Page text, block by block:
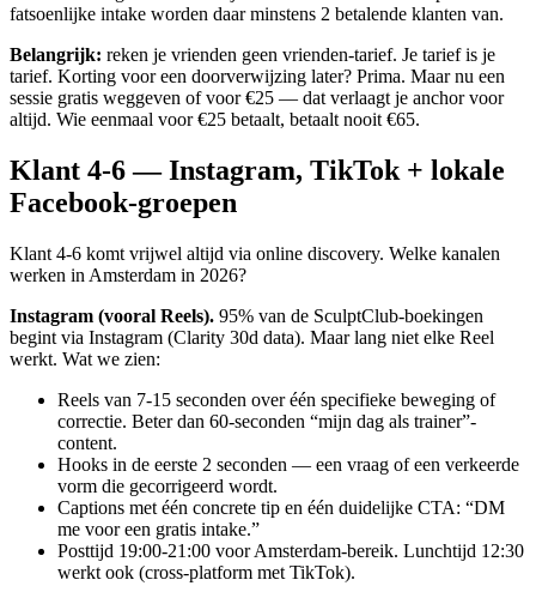
fatsoenlijke intake worden daar minstens 2 betalende klanten van.
Belangrijk: reken je vrienden geen vrienden-tarief. Je tarief is je
tarief. Korting voor een doorverwijzing later? Prima. Maar nu een
sessie gratis weggeven of voor €25 — dat verlaagt je anchor voor
altijd. Wie eenmaal voor €25 betaalt, betaalt nooit €65.
Klant 4-6 — Instagram, TikTok + lokale
Facebook-groepen
Klant 4-6 komt vrijwel altijd via online discovery. Welke kanalen
werken in Amsterdam in 2026?
Instagram (vooral Reels). 95% van de SculptClub-boekingen
begint via Instagram (Clarity 30d data). Maar lang niet elke Reel
werkt. Wat we zien:
Reels van 7-15 seconden over één specifieke beweging of
correctie. Beter dan 60-seconden “mijn dag als trainer”-
content.
Hooks in de eerste 2 seconden — een vraag of een verkeerde
vorm die gecorrigeerd wordt.
Captions met één concrete tip en één duidelijke CTA: “DM
me voor een gratis intake.”
Posttijd 19:00-21:00 voor Amsterdam-bereik. Lunchtijd 12:30
werkt ook (cross-platform met TikTok).